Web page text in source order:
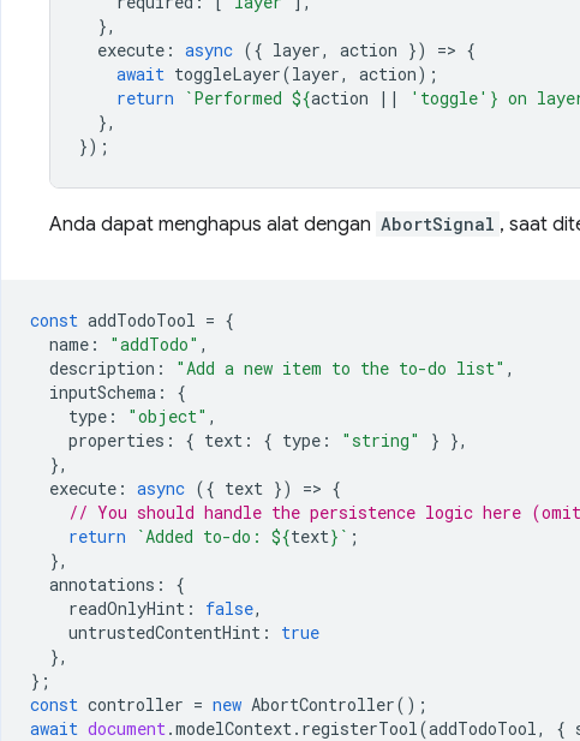
},
execute : async ({ layer, action }) => {
await toggleLayer(layer, action);
return
`Performed ${action || 'toggle' } on
},
});
Anda dapat menghapus alat dengan AbortSignal , saat
const addTodoTool = {
name : "addTodo" ,
description : "Add a new item to the to-do list" ,
inputSchema :
{
type : "object" ,
properties : { text : { type : "string" } },
},
execute : async ({ text }) => {
// You should handle the persistence logic here
return
`Added to-do: ${text} ` ;
},
annotations :
{
readOnlyHint : false,
untrustedContentHint :
true
},
};
const controller = new AbortController();
await document.modelContext. registerTool(addTodoTool, {